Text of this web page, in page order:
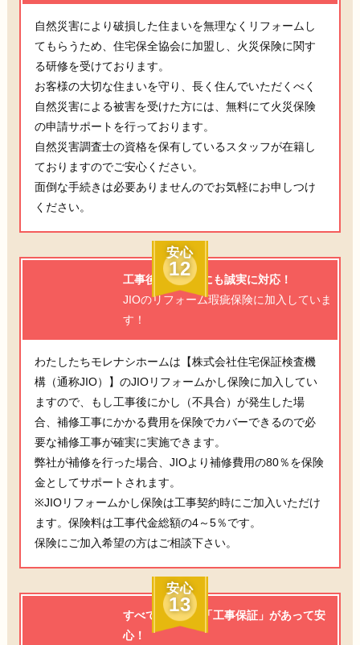
自然災害により破損した住まいを無理なくリフォームし
てもらうため、住宅保全協会に加盟し、火災保険に関す
る研修を受けております。
お客様の大切な住まいを守り、長く住んでいただくべく
自然災害による被害を受けた方には、無料にて火災保険
の申請サポートを行っております。
自然災害調査士の資格を保有しているスタッフが在籍し
ておりますのでご安心ください。
面倒な手続きは必要ありませんのでお気軽にお申しつけ
ください。
安心
12
工事後の不具合にも誠実に対応！
JIOのリフォーム瑕疵保険に加入していま
す！
わたしたちモレナシホームは【株式会社住宅保証検査機
構（通称JIO）】のJIOリフォームかし保険に加入してい
ますので、もし工事後にかし（不具合）が発生した場
合、補修工事にかかる費用を保険でカバーできるので必
要な補修工事が確実に実施できます。
弊社が補修を行った場合、JIOより補修費用の80％を保険
金としてサポートされます。
※JIOリフォームかし保険は工事契約時にご加入いただけ
ます。保険料は工事代金総額の4～5％です。
保険にご加入希望の方はご相談下さい。
安心
13
すべての工事に「工事保証」があって安
心！